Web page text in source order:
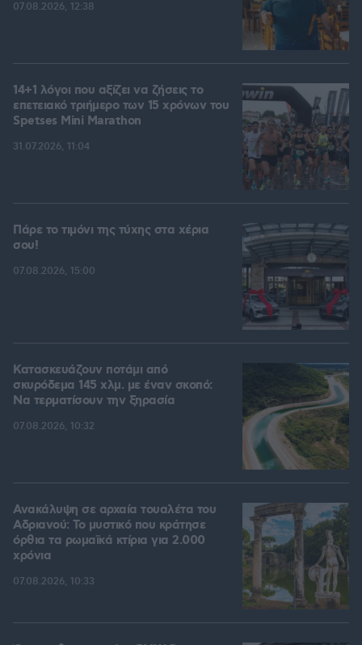
07.08.2026, 12:38
14+1 λόγοι που αξίζει να ζήσεις το
επετειακό τριήμερο των 15 χρόνων του
Spetses Mini Marathon
31.07.2026, 11:04
Πάρε το τιμόνι της τύχης στα χέρια
σου!
07.08.2026, 15:00
Κατασκευάζουν ποτάμι από
σκυρόδεμα 145 χλμ. με έναν σκοπό:
Να τερματίσουν την ξηρασία
07.08.2026, 10:32
Ανακάλυψη σε αρχαία τουαλέτα του
Αδριανού: Το μυστικό που κράτησε
όρθια τα ρωμαϊκά κτίρια για 2.000
χρόνια
07.08.2026, 10:33